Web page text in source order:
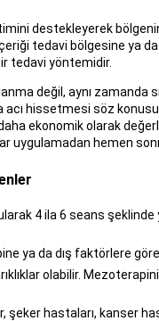
destekleyerek
tedavi bölgesine ya
tedavi yöntemidir.
değil, aynı zamanda
hissetmesi söz
ekonomik olarak
uygulamadan hemen
4 ila 6 seans şeklinde
ya da dış faktörlere
olabilir.
hastaları, kanser